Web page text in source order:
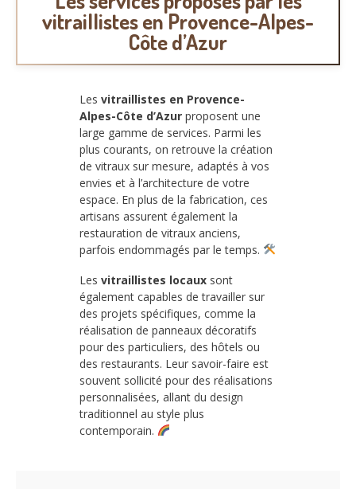
vitraillistes en Provence-Alpes-
Côte d’Azur
Les vitraillistes en Provence-
Alpes-Côte d’Azur proposent une
large gamme de services. Parmi les
plus courants, on retrouve la création
de vitraux sur mesure, adaptés à vos
envies et à l’architecture de votre
espace. En plus de la fabrication, ces
artisans assurent également la
restauration de vitraux anciens,
parfois endommagés par le temps.
Les vitraillistes locaux sont
également capables de travailler sur
des projets spécifiques, comme la
réalisation de panneaux décoratifs
pour des particuliers, des hôtels ou
des restaurants. Leur savoir-faire est
souvent sollicité pour des réalisations
personnalisées, allant du design
traditionnel au style plus
contemporain.